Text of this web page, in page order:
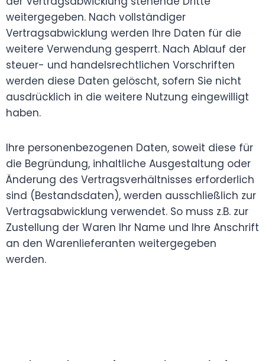
weitergegeben. Nach vollständiger
Vertragsabwicklung werden Ihre Daten für die
weitere Verwendung gesperrt. Nach Ablauf der
steuer- und handelsrechtlichen Vorschriften
werden diese Daten gelöscht, sofern Sie nicht
ausdrücklich in die weitere Nutzung eingewilligt
haben.
Ihre personenbezogenen Daten, soweit diese für
die Begründung, inhaltliche Ausgestaltung oder
Änderung des Vertragsverhältnisses erforderlich
sind (Bestandsdaten), werden ausschließlich zur
Vertragsabwicklung verwendet. So muss z.B. zur
Zustellung der Waren Ihr Name und Ihre Anschrift
an den Warenlieferanten weitergegeben
werden.